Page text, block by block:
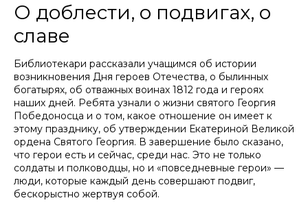
О доблести, о подвигах, о
славе
Библиотекари рассказали учащимся об истории
возникновения Дня героев Отечества, о былинных
богатырях, об отважных воинах 1812 года и героях
наших дней. Ребята узнали о жизни святого Георгия
Победоносца и о том, какое отношение он имеет к
этому празднику, об утверждении Екатериной Великой
ордена Святого Георгия. В завершение было сказано,
что герои есть и сейчас, среди нас. Это не только
солдаты и полководцы, но и «повседневные герои» —
люди, которые каждый день совершают подвиг,
бескорыстно жертвуя собой.